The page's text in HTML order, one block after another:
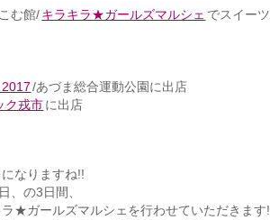
む館/ キラキラ★ガールズマルシェ でスイー
/あづま総合運動公園に出店
ク戎市 に出店
なりますね!!
、の3日間、
★ガールズマルシェを行わせていただきます